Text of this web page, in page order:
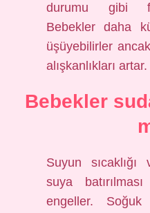
durumu gibi
Bebekler daha
üşüyebilirler
alışkanlıkları artar.
Bebekler
Suyun sıcaklığı
suya
engeller. Soğuk